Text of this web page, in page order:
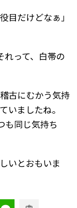
役目だけどなぁ」
れって、白帯の
稽古にむかう気持
いましたね。
も同じ気持ち
いとおもいま